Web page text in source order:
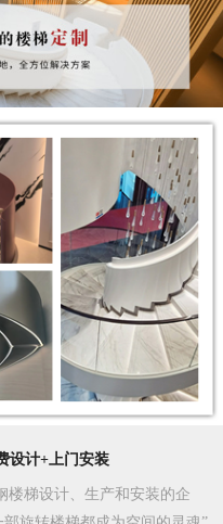
设计+上门安装
楼梯设计、生产和安装的企